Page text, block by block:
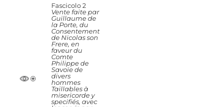
Fascicolo 2
Vente faite par
Guillaume de
la Porte, du
Consentement
de Nicolas son
Frere, en
faveur du
Comte
Philippe de
Savoïe de
divers
hommes
Taillables à
misericorde y
specifiés, avec